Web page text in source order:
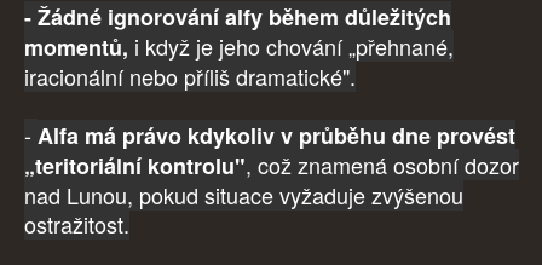
- Žádné ignorování alfy během důležitých
momentů, i když je jeho chování „přehnané,
iracionální nebo příliš dramatické".
- Alfa má právo kdykoliv v průběhu dne provést
„teritoriální kontrolu", což znamená osobní dozor
nad Lunou, pokud situace vyžaduje zvýšenou
ostražitost.